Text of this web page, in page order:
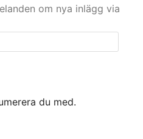
om nya inlägg via
du med.